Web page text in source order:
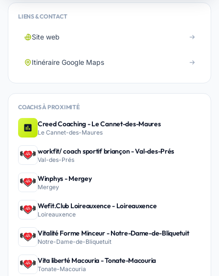
LIENS & CONTACT
Site web
Itinéraire Google Maps
COACHS À PROXIMITÉ
Creed Coaching - Le Cannet-des-Maures
Le Cannet-des-Maures
workfit/ coach sportif briançon - Val-des-Prés
Val-des-Prés
Winphys - Mergey
Mergey
Wefit.Club Loireauxence - Loireauxence
Loireauxence
Vitalité Forme Minceur - Notre-Dame-de-Bliquetuit
Notre-Dame-de-Bliquetuit
Vita liberté Macouria - Tonate-Macouria
Tonate-Macouria